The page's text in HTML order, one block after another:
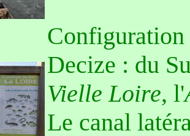
Configuration
Decize : du
Vielle Loire, l'
Le canal